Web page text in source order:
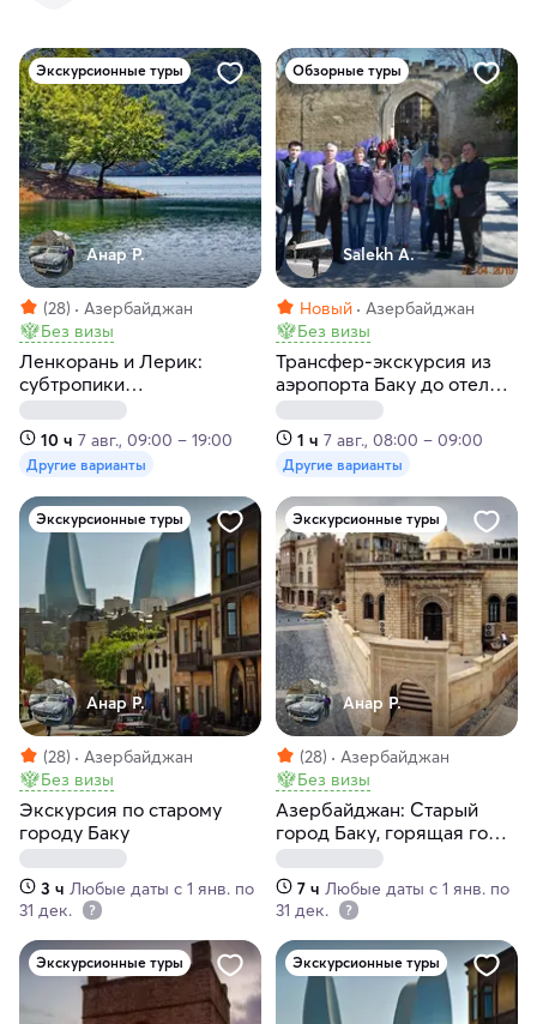
Экскурсионные туры
Анар Р.
(28)
Азербайджан
Без визы
Ленкорань и Лерик:
субтропики
Азербайджана
10 ч 7 авг., 09:00 – 19:00
Другие варианты
Обзорные туры
Salekh A.
Новый
Азербайджан
Без визы
Трансфер-экскурсия из
аэропорта Баку до отеля
проживания с гидом
1 ч 7 авг., 08:00 – 09:00
Другие варианты
Экскурсионные туры
Анар Р.
(28)
Азербайджан
Без визы
Экскурсия по старому
городу Баку
3 ч Любые даты с 1 янв. по
31 дек.
Экскурсионные туры
Анар Р.
(28)
Азербайджан
Без визы
Азербайджан: Старый
город Баку, горящая гора
и храм огнепоклонников
7 ч Любые даты с 1 янв. по
31 дек.
Экскурсионные туры Экскурсионные туры